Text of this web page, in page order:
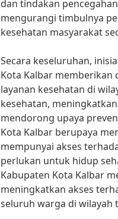
dan tindakan
mengurangi timbulnya
kesehatan masyarakat
Secara keseluruhan,
Kota Kalbar memberikan
layanan kesehatan di
kesehatan,
mendorong upaya
Kota Kalbar berupaya
mempunyai akses
perlukan untuk hidup
Kabupaten Kota Kalbar
meningkatkan akses
seluruh warga di wilayah